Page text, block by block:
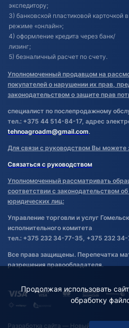
экспедитору;
3) банковской пластиковой карточкой в
режиме «онлайн»;
4) оформление кредита через банк/
лизинг;
5) безналичный расчет по счету.
Уполномоченный продавцом на
покупателей о нарушении их прав,
законодательством о защите прав
специалист по послепродажному
тел.: +375 44 514-84-17, адрес
tehnoagroadm@gmail.com.
Для связи с руководством Вы можете
Связаться с руководством
Уполномоченный рассматривать
соответствии с законодательством
юридических лиц:
Управление торговли и услуг
исполнительного комитета
тел.: +375 232 34-77-35, +375 232
Все права защищены. Перепечатка
разрешения правообладателя.
Разработка сайта — Новый Сайт
Продолжая использовать
обработку